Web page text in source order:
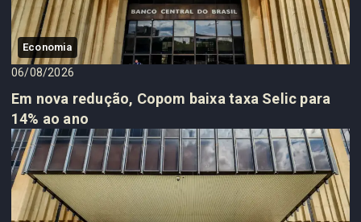
Economia
06/08/2026
Em nova redução, Copom baixa taxa Selic para
14% ao ano